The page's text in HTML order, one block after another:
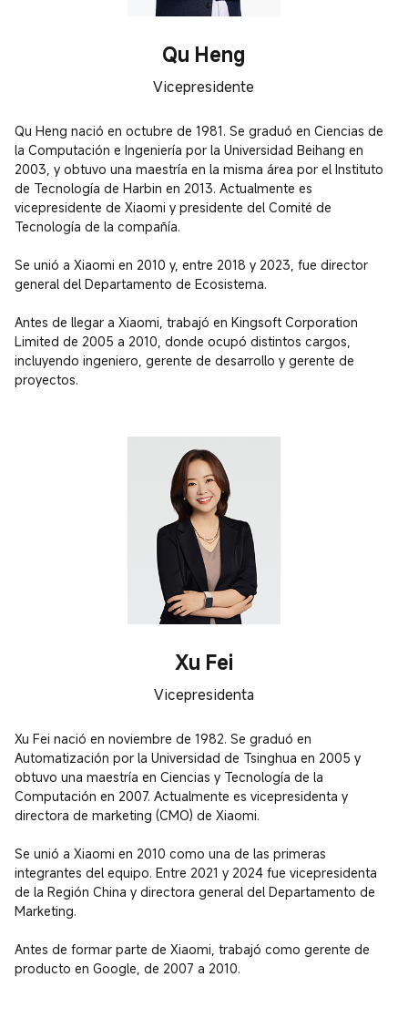
Qu Heng
Vicepresidente
Qu Heng nació en octubre de 1981. Se graduó en Ciencias de
la Computación e Ingeniería por la Universidad Beihang en
2003, y obtuvo una maestría en la misma área por el Instituto
de Tecnología de Harbin en 2013. Actualmente es
vicepresidente de Xiaomi y presidente del Comité de
Tecnología de la compañía.
Se unió a Xiaomi en 2010 y, entre 2018 y 2023, fue director
general del Departamento de Ecosistema.
Antes de llegar a Xiaomi, trabajó en Kingsoft Corporation
Limited de 2005 a 2010, donde ocupó distintos cargos,
incluyendo ingeniero, gerente de desarrollo y gerente de
proyectos.
Xu Fei
Vicepresidenta
Xu Fei nació en noviembre de 1982. Se graduó en
Automatización por la Universidad de Tsinghua en 2005 y
obtuvo una maestría en Ciencias y Tecnología de la
Computación en 2007. Actualmente es vicepresidenta y
directora de marketing (CMO) de Xiaomi.
Se unió a Xiaomi en 2010 como una de las primeras
integrantes del equipo. Entre 2021 y 2024 fue vicepresidenta
de la Región China y directora general del Departamento de
Marketing.
Antes de formar parte de Xiaomi, trabajó como gerente de
producto en Google, de 2007 a 2010.